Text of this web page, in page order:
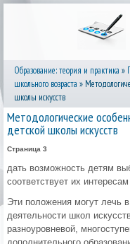
Образование: теория и практика »
школьного возраста »
школы искусств
Методологические
детской школы искусств
Страница 3
дать возможность детям
соответствует их
Эти положения могут лечь
деятельности школ
разноуровневой,